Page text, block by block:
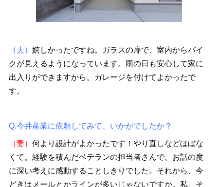
（夫） 嬉しかったですね。ガラスの扉で、室内からバイ
クが見えるようになっています。雨の日も安心して家に
出入りができますから。ガレージを付けてよかったで
す。
Q.今井産業に依頼してみて、いかがでしたか？
（妻） 何より設計がよかったです！やり直しなどほぼな
くて。経験を積んだベテランの担当者さんで、お話の度
に深い考えに感動することしきりでした。それから、今
どきはメールとかラインが多いじゃないですか。私、そ